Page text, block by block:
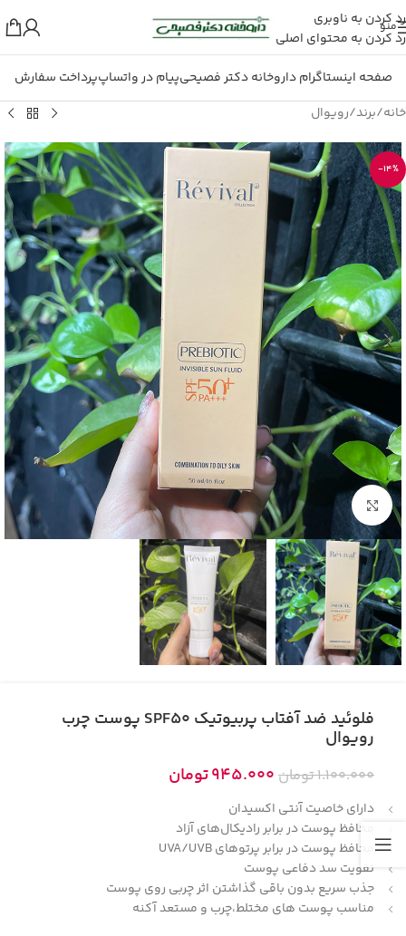
رد کردن به ناوبری
رد کردن به محتوای اصلی
منو
صفحه اینستاگرام داروخانه دکتر فصیحیپیام در واتساپپرداخت سفارش
خانه/برند/رویوال
-14%
بزرگنمایی تصویر
فلوئید ضد آفتاب پربیوتیک SPF50 پوست چرب
رویوال
1.100.000تومان 945.000تومان
دارای خاصیت آنتی اکسیدان
محافظ پوست در برابر رادیکال‌های آزاد
محافظ پوست در برابر پرتوهای UVA/UVB
تقویت سد دفاعی پوست
جذب سریع بدون باقی گذاشتن اثر چربی روی پوست
مناسب پوست های مختلط،چرب و مستعد آکنه